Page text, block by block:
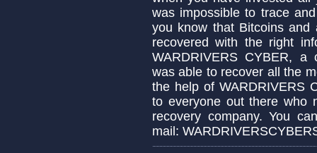
was impossible to trace
you know that Bitcoins and
recovered with the right
WARDRIVERS CYBER, a
was able to recover all the
the help of WARDRIVERS
to everyone out there who
recovery company. You
mail: